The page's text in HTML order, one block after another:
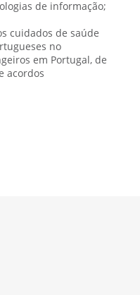
de informação;
cuidados de saúde
no
em Portugal, de
acordos